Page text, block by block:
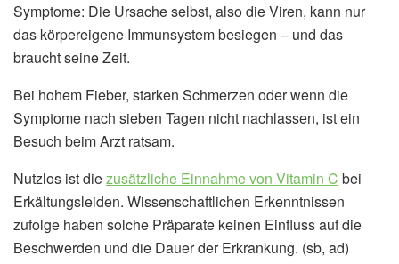
Symptome: Die Ursache selbst, also die Viren, kann nur
das körpereigene Immunsystem besiegen – und das
braucht seine Zeit.
Bei hohem Fieber, starken Schmerzen oder wenn die
Symptome nach sieben Tagen nicht nachlassen, ist ein
Besuch beim Arzt ratsam.
Nutzlos ist diezusätzliche Einnahme von Vitamin C bei
Erkältungsleiden. Wissenschaftlichen Erkenntnissen
zufolge haben solche Präparate keinen Einfluss auf die
Beschwerden und die Dauer der Erkrankung. (sb, ad)